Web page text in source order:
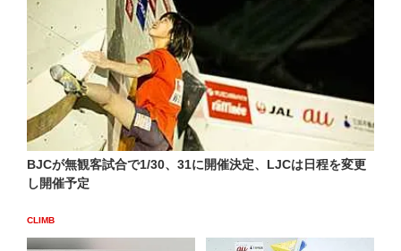
BJCが無観客試合で1/30、31に開催決定、LJCは日程を変更
し開催予定
CLIMB